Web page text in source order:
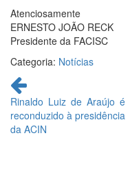
Atenciosamente
ERNESTO JOÃO RECK
Presidente da FACISC
Categoria: Notícias
Continue
lendo
Rinaldo Luiz de Araújo é
reconduzido à presidência
da ACIN